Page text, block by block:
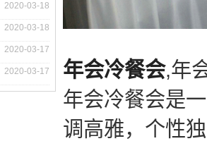
年会冷餐会,年
年会冷餐会是
调高雅，个性
2020-03-18
2020-03-18
2020-03-17
2020-03-17